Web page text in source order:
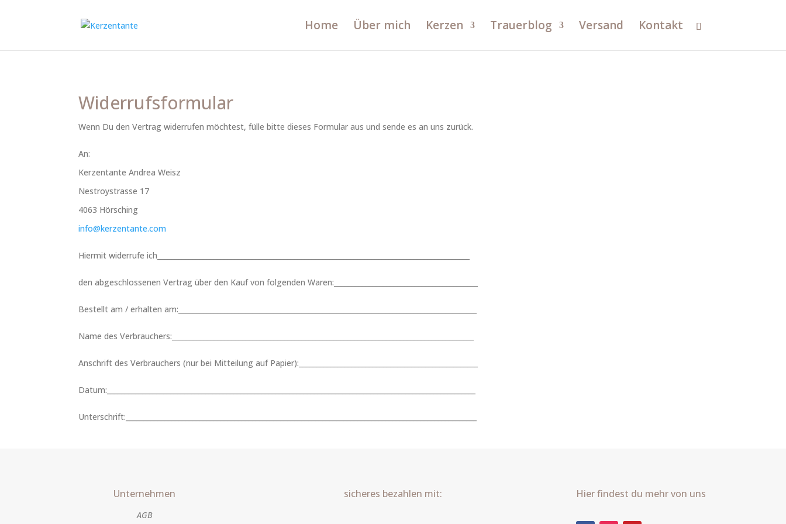
Home Über mich Kerzen Trauerblog Versand Kontakt
Widerrufsformular
Wenn Du den Vertrag widerrufen möchtest, fülle bitte dieses Formular aus und sende es an uns zurück.
An:
Kerzentante Andrea Weisz
Nestroystrasse 17
4063 Hörsching
info@kerzentante.com
Hiermit widerrufe ich_________________________________________________________________________________________
den abgeschlossenen Vertrag über den Kauf von folgenden Waren:_________________________________________
Bestellt am / erhalten am:_____________________________________________________________________________________
Name des Verbrauchers:______________________________________________________________________________________
Anschrift des Verbrauchers (nur bei Mitteilung auf Papier):___________________________________________________
Datum:_________________________________________________________________________________________________________
Unterschrift:____________________________________________________________________________________________________
Unternehmen
AGB
sicheres bezahlen mit: Hier findest du mehr von uns